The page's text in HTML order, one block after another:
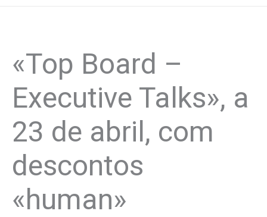
«Top Board –
Executive Talks», a
23 de abril, com
descontos
«human»